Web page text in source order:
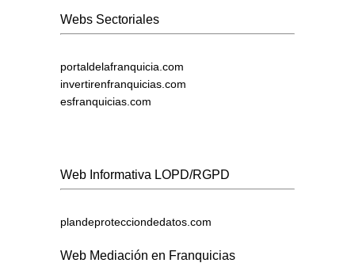
Webs Sectoriales
portaldelafranquicia.com
invertirenfranquicias.com
esfranquicias.com
Web Informativa LOPD/RGPD
plandeprotecciondedatos.com
Web Mediación en Franquicias